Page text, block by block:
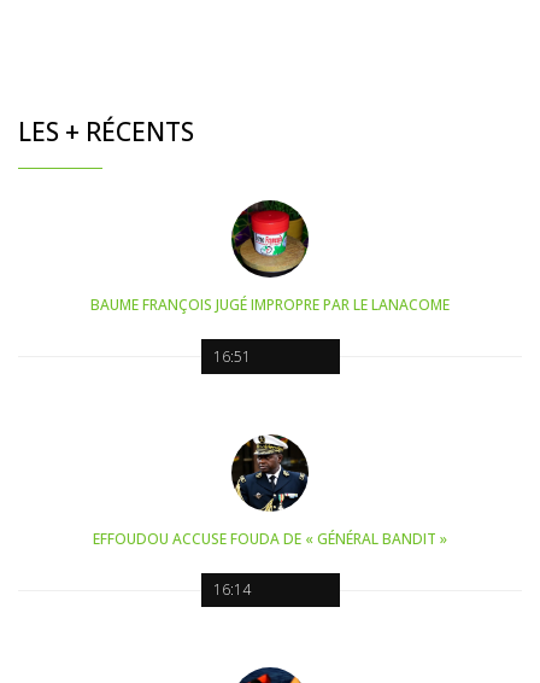
LES + RÉCENTS
16:51
BAUME FRANÇOIS JUGÉ IMPROPRE PAR LE LANACOME
16:14
EFFOUDOU ACCUSE FOUDA DE « GÉNÉRAL BANDIT »